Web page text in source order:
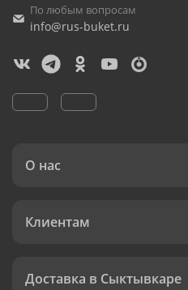
По любым вопросам
info@rus-buket.ru
О нас
Клиентам
Доставка в Сыктывкаре